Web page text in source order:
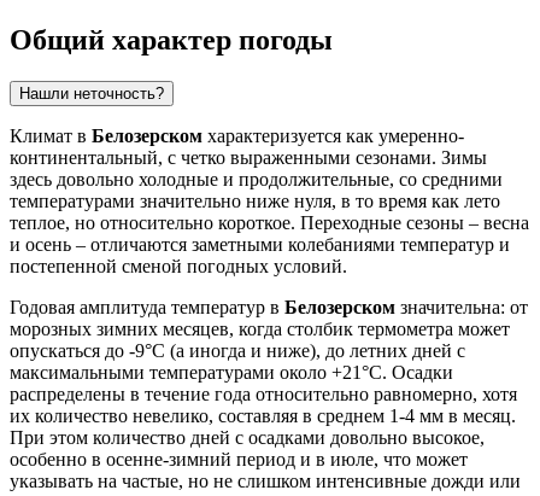
Общий характер погоды
Нашли неточность?
Климат в Белозерском характеризуется как умеренно-
континентальный, с четко выраженными сезонами. Зимы
здесь довольно холодные и продолжительные, со средними
температурами значительно ниже нуля, в то время как лето
теплое, но относительно короткое. Переходные сезоны – весна
и осень – отличаются заметными колебаниями температур и
постепенной сменой погодных условий.
Годовая амплитуда температур в Белозерском значительна: от
морозных зимних месяцев, когда столбик термометра может
опускаться до -9°C (а иногда и ниже), до летних дней с
максимальными температурами около +21°C. Осадки
распределены в течение года относительно равномерно, хотя
их количество невелико, составляя в среднем 1-4 мм в месяц.
При этом количество дней с осадками довольно высокое,
особенно в осенне-зимний период и в июле, что может
указывать на частые, но не слишком интенсивные дожди или